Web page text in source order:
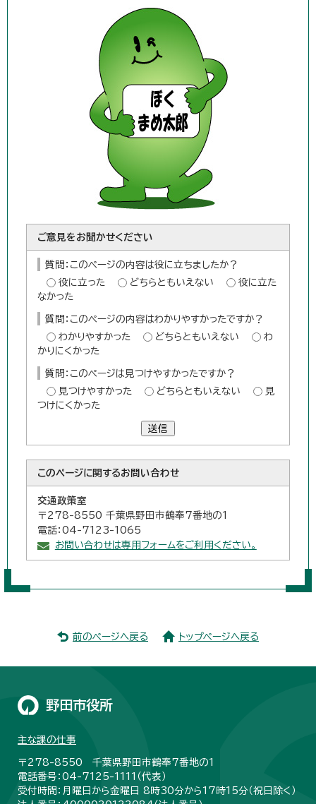
ご意見をお聞かせください
質問：このページの内容は役に立ちましたか？
役に立った
どちらともいえない
役に立た
なかった
質問：このページの内容はわかりやすかったですか？
わかりやすかった
どちらともいえない
わ
かりにくかった
質問：このページは見つけやすかったですか？
見つけやすかった
どちらともいえない
見
つけにくかった
送信
このページに関するお問い合わせ
交通政策室
〒278-8550 千葉県野田市鶴奉7番地の1
電話：04-7123-1065
お問い合わせは専用フォームをご利用ください。
前のページへ戻る トップページへ戻る
野田市役所
主な課の仕事
〒278-8550 千葉県野田市鶴奉7番地の1
電話番号：04-7125-1111（代表）
受付時間：月曜日から金曜日 8時30分から17時15分（祝日除く）